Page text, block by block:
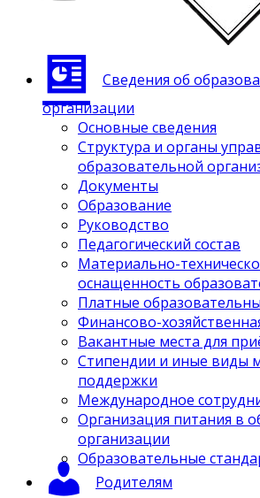
Сведения об
организации
Основные сведения
Структура и органы
образовательной
Документы
Образование
Руководство
Педагогический состав
Материально-
оснащенность
Платные
Финансово-
Вакантные места для
Стипендии и иные виды
поддержки
Международное
Организация питания в
организации
Образовательные
Родителям